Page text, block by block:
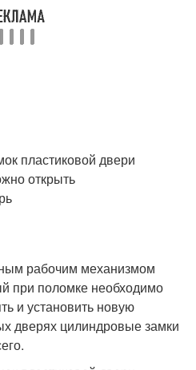
рабочим механизмом
при поломке необходимо
и установить новую
дверях цилиндровые замки